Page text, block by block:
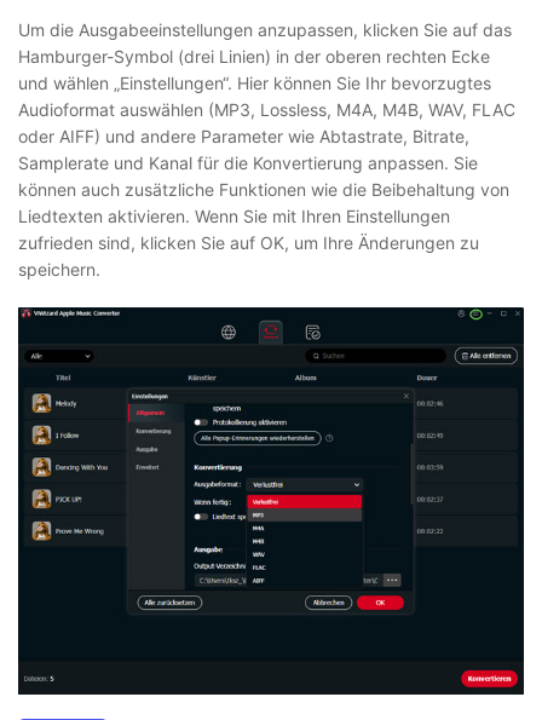
Um die Ausgabeeinstellungen anzupassen, klicken Sie auf das
Hamburger-Symbol (drei Linien) in der oberen rechten Ecke
und wählen „Einstellungen“. Hier können Sie Ihr bevorzugtes
Audioformat auswählen (MP3, Lossless, M4A, M4B, WAV, FLAC
oder AIFF) und andere Parameter wie Abtastrate, Bitrate,
Samplerate und Kanal für die Konvertierung anpassen. Sie
können auch zusätzliche Funktionen wie die Beibehaltung von
Liedtexten aktivieren. Wenn Sie mit Ihren Einstellungen
zufrieden sind, klicken Sie auf OK, um Ihre Änderungen zu
speichern.